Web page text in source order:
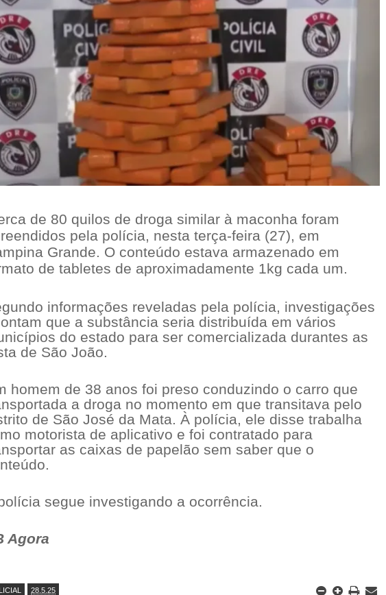
de 80 quilos de droga similar à maconha foram
pela polícia, nesta terça-feira (27), em
Grande. O conteúdo estava armazenado em
de tabletes de aproximadamente 1kg cada um.
informações reveladas pela polícia, investigações
que a substância seria distribuída em vários
do estado para ser comercializada durantes as
de São João.
homem de 38 anos foi preso conduzindo o carro que
a droga no momento em que transitava pelo
de São José da Mata. À polícia, ele disse trabalha
motorista de aplicativo e foi contratado para
as caixas de papelão sem saber que o
segue investigando a ocorrência.
Agora
28.5.25